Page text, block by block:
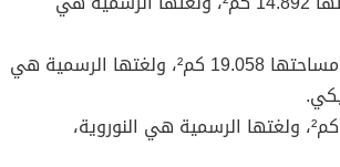
– كاليدونيا الجديدة، وعاصمتها نوميا، وتبلغ مساحتها 19.058 كم²، ولغتها الرسمية هي
– نورو، وعاصمتها يارين، وتبلغ مساحتها 21 كم²، ولغتها الرسمية هي النوروية،